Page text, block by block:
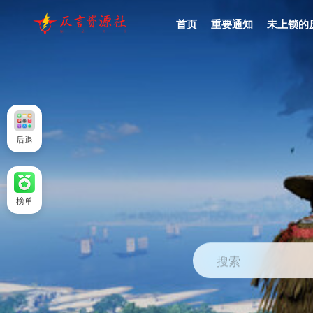
首页 重要通知 未上锁的
搜索
后退
榜单